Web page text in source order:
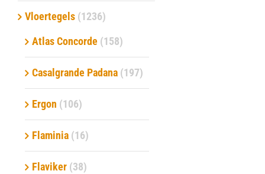
Verwerkingsmaterialen
Over ons
Contact
Vloertegels (1236)
Atlas Concorde (158)
Casalgrande Padana (197)
Ergon (106)
Flaminia (16)
Flaviker (38)